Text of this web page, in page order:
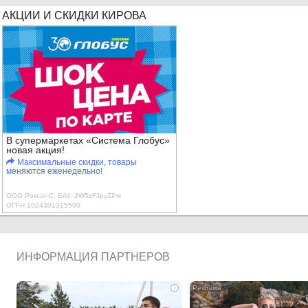
АКЦИИ И СКИДКИ КИРОВА
В супермаркетах «Система Глобус»
новая акция!
Максимальные скидки, товары
меняются еженедельно!
ООО Роксэт-С, Erid: 2W5zFJpyZPw
ОГРН 1024301315500
ИНФОРМАЦИЯ ПАРТНЕРОВ
i